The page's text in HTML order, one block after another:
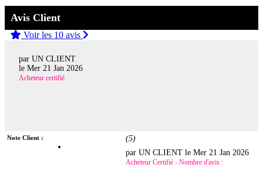
Avis Client
Voir les 10 avis
par UN CLIENT
le Mer 21 Jan 2026
Acheteur certifié
Note Client : (5)
par UN CLIENT leMer 21 Jan 2026
Acheteur Certifié - Nombre d'avis :